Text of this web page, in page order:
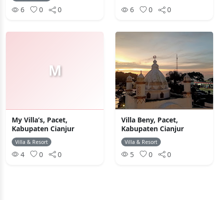
6 0 0 6 0 0
M
My Villa’s, Pacet,
Kabupaten Cianjur
Villa & Resort
4 0 0
Villa Beny, Pacet,
Kabupaten Cianjur
Villa & Resort
5 0 0